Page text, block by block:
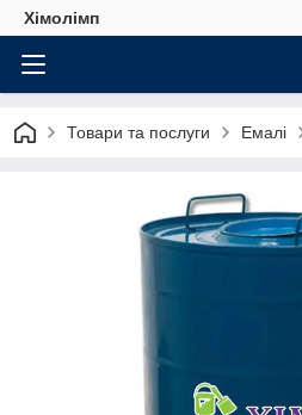
Хімолімп
Товари та послуги Емалі